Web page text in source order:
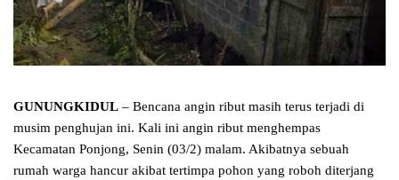
GUNUNGKIDUL – Bencana angin ribut masih terus terjadi di
musim penghujan ini. Kali ini angin ribut menghempas
Kecamatan Ponjong, Senin (03/2) malam. Akibatnya sebuah
rumah warga hancur akibat tertimpa pohon yang roboh diterjang